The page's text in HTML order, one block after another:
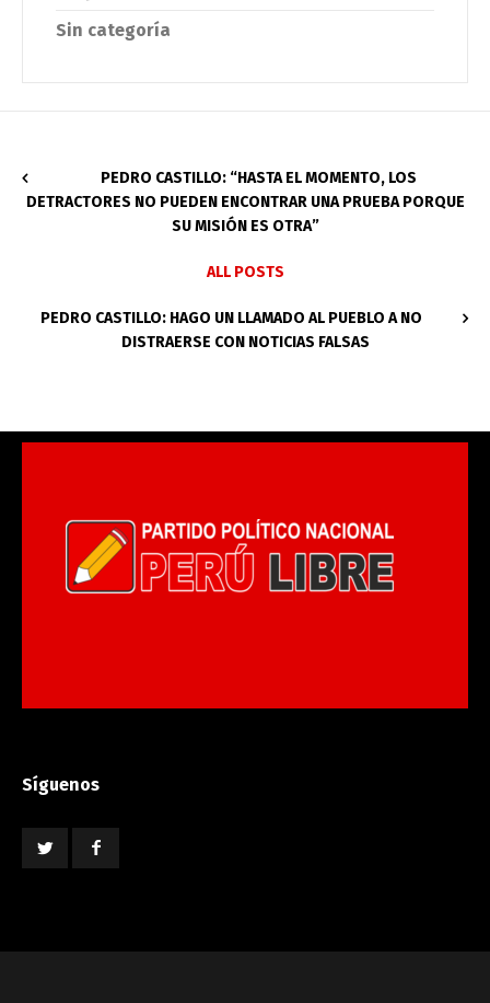
Sin categoría
PEDRO CASTILLO: “HASTA EL MOMENTO, LOS
DETRACTORES NO PUEDEN ENCONTRAR UNA PRUEBA PORQUE
SU MISIÓN ES OTRA”
ALL POSTS
PEDRO CASTILLO: HAGO UN LLAMADO AL PUEBLO A NO
DISTRAERSE CON NOTICIAS FALSAS
Síguenos